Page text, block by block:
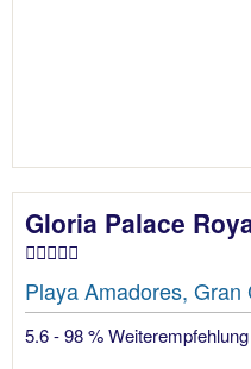
Gloria Palace
Playa Amadores, Gran
5.6 - 98 % Weiterempfehlung